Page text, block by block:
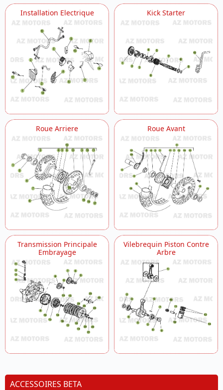
Installation Electrique Kick Starter
Roue Arriere Roue Avant
Transmission Principale
Embrayage
Vilebrequin Piston Contre
Arbre
ACCESSOIRES BETA